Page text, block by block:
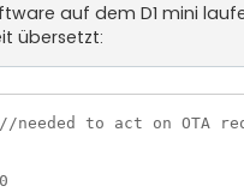
auf dem D1 mini
übersetzt:
needed to act on OTA